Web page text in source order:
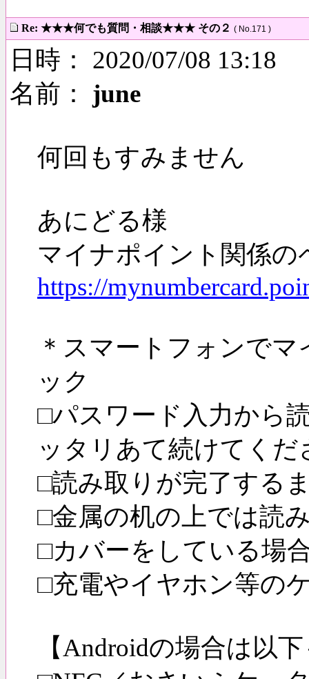
Re: ★★★何でも質問・相談★★★ その２ ( No.171 )
日時： 2020/07/08 13:18
名前： june
何回もすみません
あにどる様
マイナポイント関係
https://
＊スマートフォンで
ック
□パスワード入力から
ッタリあて続けてくだ
□読み取りが完了する
□金属の机の上では読
□カバーをしている場
□充電やイヤホン等の
【Androidの場合は以